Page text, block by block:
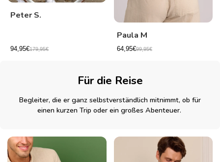
Peter S.
94,95€179,95€
Paula M
64,95€99,95€
Für die Reise
Begleiter, die er ganz selbstverständlich mitnimmt, ob für
einen kurzen Trip oder ein großes Abenteuer.